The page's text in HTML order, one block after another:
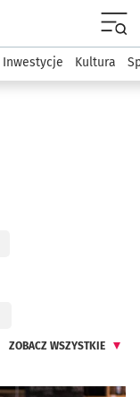
Inwestycje Kultura
ZOBACZ WSZYSTKIE